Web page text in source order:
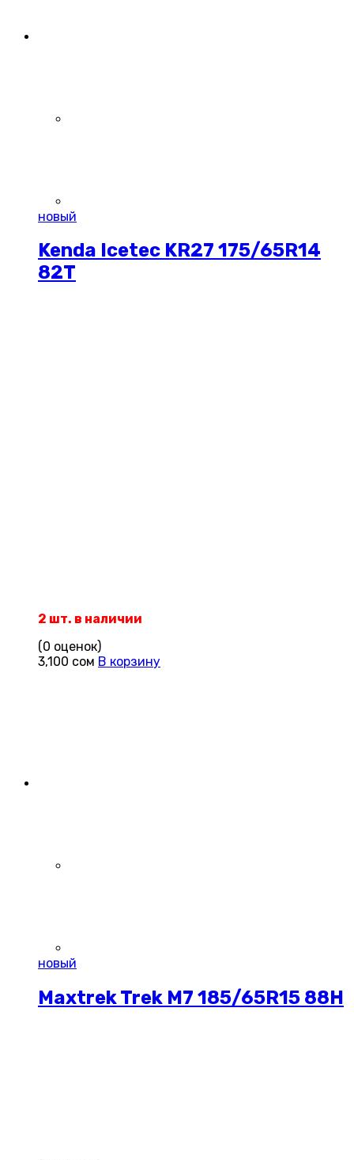
новый
Kenda Icetec KR27 175/65R14
82T
2 шт. в наличии
(0 оценок)
3,100 сом В корзину
новый
Maxtrek Trek M7 185/65R15 88H